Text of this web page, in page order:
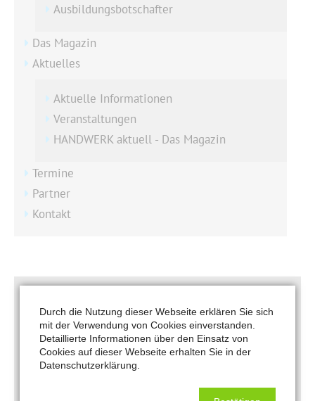
Ausbildungsbotschafter
Das Magazin
Aktuelles
Aktuelle Informationen
Veranstaltungen
HANDWERK aktuell - Das Magazin
Termine
Partner
Kontakt
25.04.2025
Durch die Nutzung dieser Webseite erklären Sie sich
mit der Verwendung von Cookies einverstanden.
Detaillierte Informationen über den Einsatz von
Cookies auf dieser Webseite erhalten Sie in der
Datenschutzerklärung.